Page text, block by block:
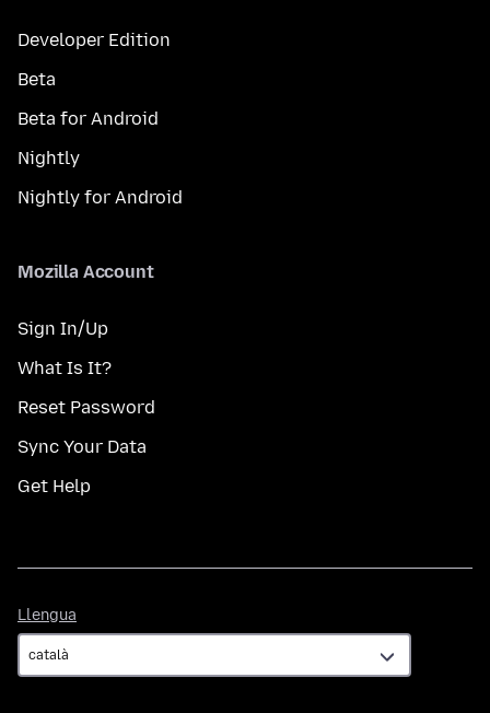
Developer Edition
Beta
Beta for Android
Nightly
Nightly for Android
Mozilla Account
Sign In/Up
What Is It?
Reset Password
Sync Your Data
Get Help
Llengua